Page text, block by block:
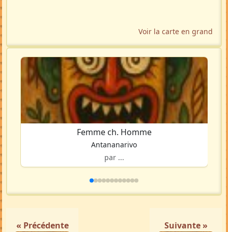
Voir la carte en grand
Femme ch. Homme
Antananarivo
par ...
« Précédente Suivante »